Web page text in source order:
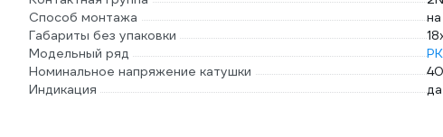
Способ монтажа
Габариты без упаковки
Модельный ряд
PK
Номинальное напряжение катушки
Индикация
да